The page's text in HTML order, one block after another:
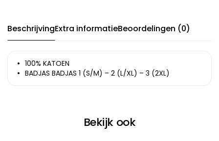
BeschrijvingExtra informatieBeoordelingen (0)
100% KATOEN
BADJAS BADJAS 1 (S/M) – 2 (L/XL) – 3 (2XL)
Bekijk ook